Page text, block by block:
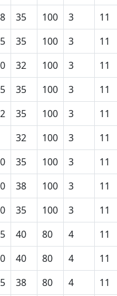
35 100 3
11
35 100 3
11
32 100 3
11
35 100 3
11
35 100 3
11
32 100 3
11
35 100 3
11
38 100 3
11
35 100 3
11
40 80 4
11
40 80 4
11
38 80 4
11